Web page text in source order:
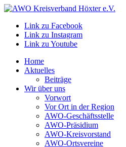
Link zu Facebook
Link zu Instagram
Link zu Youtube
Home
Aktuelles
Beiträge
Wir über uns
Vorwort
Vor Ort in der Region
AWO-Geschäftsstelle
AWO-Präsidium
AWO-Kreisvorstand
AWO-Ortsvereine